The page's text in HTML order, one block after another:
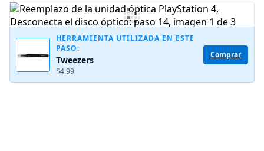
Agregar Comentario
Publicar comentario
HERRAMIENTA UTILIZADA EN ESTE
PASO:
Tweezers
$4.99
Comprar